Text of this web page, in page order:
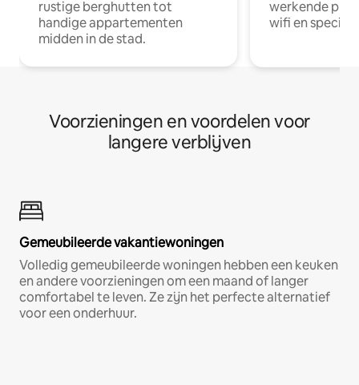
rustige berghutten tot
handige appartementen
midden in de stad.
werkende
wifi en
Voorzieningen en voordelen voor
langere verblijven
Gemeubileerde vakantiewoningen
Volledig gemeubileerde woningen hebben een keuken
en andere voorzieningen om een maand of langer
comfortabel te leven. Ze zijn het perfecte alternatief
voor een onderhuur.